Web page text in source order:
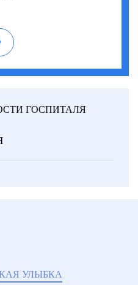
ГОСПИТАЛЯ
УЛЫБКА